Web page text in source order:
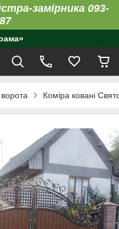
замірника 093-
ворота Коміра ковані